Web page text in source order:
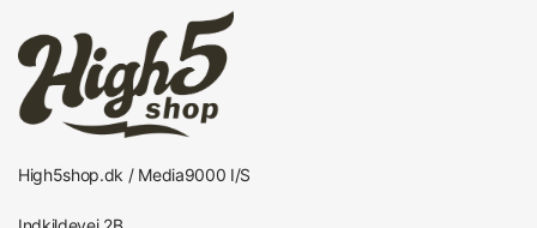
High5shop.dk / Media9000 I/S